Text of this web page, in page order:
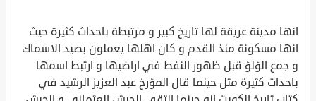
انها مدينة عريقة لها تاريخ كبير و مرتبطة باحداث كثيرة حيث
انها مسكونة منذ القدم و كان اهلها يعملون بصيد الاسماك
و جمع الؤلؤ قبل ظهور النفط في اراضيها و ارتبط اسمها
باحداث كثيرة مثل حينما قال المؤرخ عبد العزيز الرشيد في